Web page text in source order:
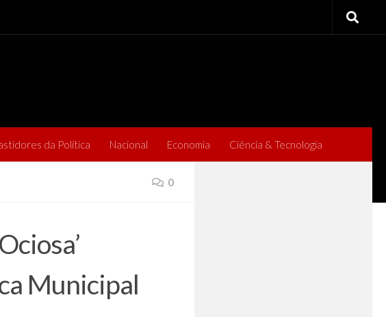
da Política Nacional Economia Ciência & Tecnologia
0
Municipal